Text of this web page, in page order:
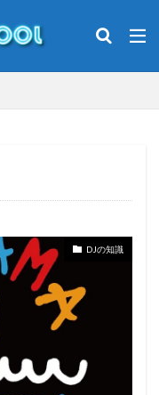
DJの知識
者 DJ入門
キッズダンス
マイケルジャクソン
つり
岡山
祭
洋楽
キッズDJ
DJDAI
DJFIVE